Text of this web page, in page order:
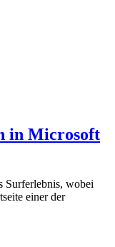
in Microsoft
Surferlebnis, wobei
einer der